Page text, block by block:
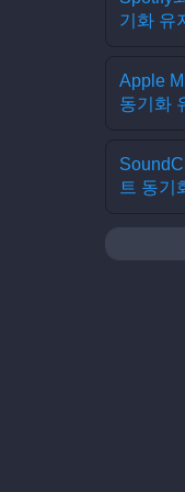
기화 유
Apple
동기화
트 동기